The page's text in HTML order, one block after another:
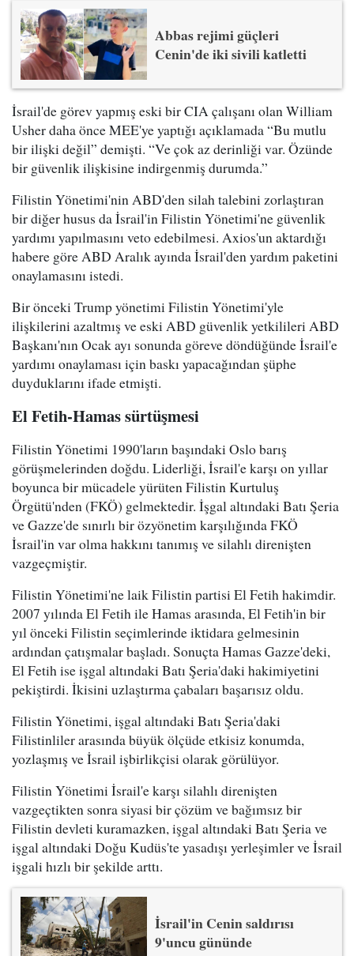
Abbas rejimi güçleri
Cenin'de iki sivili katletti
İsrail'de görev yapmış eski bir CIA çalışanı olan William
Usher daha önce MEE'ye yaptığı açıklamada “Bu mutlu
bir ilişki değil” demişti. “Ve çok az derinliği var. Özünde
bir güvenlik ilişkisine indirgenmiş durumda.”
Filistin Yönetimi'nin ABD'den silah talebini zorlaştıran
bir diğer husus da İsrail'in Filistin Yönetimi'ne güvenlik
yardımı yapılmasını veto edebilmesi. Axios'un aktardığı
habere göre ABD Aralık ayında İsrail'den yardım paketini
onaylamasını istedi.
Bir önceki Trump yönetimi Filistin Yönetimi'yle
ilişkilerini azaltmış ve eski ABD güvenlik yetkilileri ABD
Başkanı'nın Ocak ayı sonunda göreve döndüğünde İsrail'e
yardımı onaylaması için baskı yapacağından şüphe
duyduklarını ifade etmişti.
El Fetih-Hamas sürtüşmesi
Filistin Yönetimi 1990'ların başındaki Oslo barış
görüşmelerinden doğdu. Liderliği, İsrail'e karşı on yıllar
boyunca bir mücadele yürüten Filistin Kurtuluş
Örgütü'nden (FKÖ) gelmektedir. İşgal altındaki Batı Şeria
ve Gazze'de sınırlı bir özyönetim karşılığında FKÖ
İsrail'in var olma hakkını tanımış ve silahlı direnişten
vazgeçmiştir.
Filistin Yönetimi'ne laik Filistin partisi El Fetih hakimdir.
2007 yılında El Fetih ile Hamas arasında, El Fetih'in bir
yıl önceki Filistin seçimlerinde iktidara gelmesinin
ardından çatışmalar başladı. Sonuçta Hamas Gazze'deki,
El Fetih ise işgal altındaki Batı Şeria'daki hakimiyetini
pekiştirdi. İkisini uzlaştırma çabaları başarısız oldu.
Filistin Yönetimi, işgal altındaki Batı Şeria'daki
Filistinliler arasında büyük ölçüde etkisiz konumda,
yozlaşmış ve İsrail işbirlikçisi olarak görülüyor.
Filistin Yönetimi İsrail'e karşı silahlı direnişten
vazgeçtikten sonra siyasi bir çözüm ve bağımsız bir
Filistin devleti kuramazken, işgal altındaki Batı Şeria ve
işgal altındaki Doğu Kudüs'te yasadışı yerleşimler ve İsrail
işgali hızlı bir şekilde arttı.
İsrail'in Cenin saldırısı
9'uncu gününde